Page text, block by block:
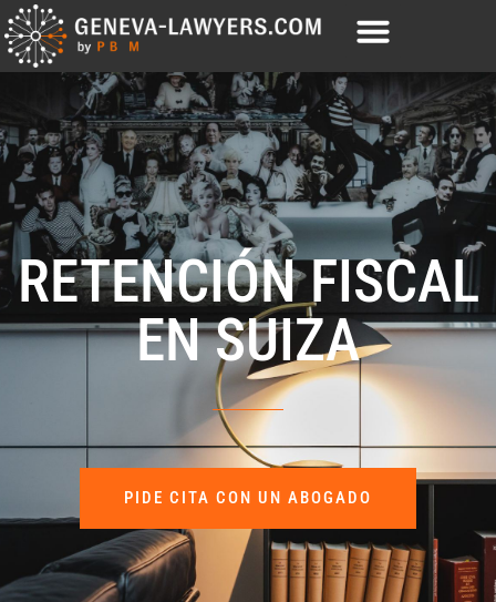
RETENCIÓN FISCAL
EN SUIZA
PIDE CITA CON UN ABOGADO